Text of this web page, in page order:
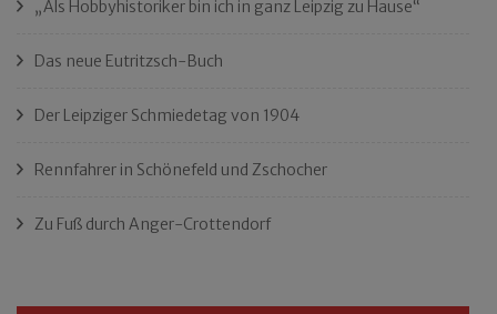
„Als Hobbyhistoriker bin ich in ganz Leipzig zu Hause“
Das neue Eutritzsch-Buch
Der Leipziger Schmiedetag von 1904
Rennfahrer in Schönefeld und Zschocher
Zu Fuß durch Anger-Crottendorf